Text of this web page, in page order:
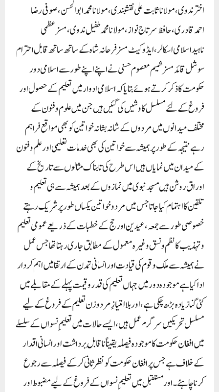
اخترندوی،مولاناثابت علی نقشبندی،مولانامحمدابوالحسن ،صوفی رضا
احمدقادری،حافظ سرتاج نواز، مولانامحمدطفیل ندوی،مسزعظمی
ناہیداسلامی اسکالر،ایڈوکیٹ مسزفرحانہ شاہ کے ساتھ ساتھ قابل احترام
سوشل قائد مسز شمیم معصوم حسنی نے اپنے اپنے طور سے اسلامی دور
حکومت کا ذکر کرتے ہوئے بتایا کہ اسلامی ادوار میں تعلیم کے حصول اور
فروغ کے لئے مسلسل کاوشیں کی گئیں ہیں جن میں علوم و فنون کے
مختلف میدانوں میں مردوں کے شانہ بشانہ خواتین کو بھی موا قع فراہم
رہے نتیجہ کے طور پر ہمیشہ سے خواتین کی بھی خدمات تعلیمی اور علم و فنون
کے میدان میں نمایاں ہیں اس طرح کی تابناک مثالوں سے تاریخ کے
اوراق روشن ہیں مسجد نبوی میں نمازوں کے بعد ہمیشہ سے ہی تعلیم و
تلقین کا اہتمام کیا جاتا جس میں مرد و خواتین یکساں طور پر شریک رہتے
خصوصی طور سے جمعہ ، عیدین اور حج کے خطبات کے ذریعے عمومی تعلیم
و تہذیب کا نظم و نسق وغیرہ معمول کے مطابق جاری رہتا تھا جس عمل
نے ہمیشہ سے ملک و قوم کی قیادت اور انسانی تمدن کے ارتقا میں اہم کردار
ادا کیا ہے موجودہ دور میں جہاں تعلیم کی قدر و قیمت پہلے کے مقابلے میں
کئی گنا زیادہ بڑھ چکی ہے ، اور بلا امتیازِ مرد و زن تعلیم کے فروغ کے لیے
مسلسل تحریکیں سرگرم عمل ہیں ، ایسے حالات میں تعلیمِ نسواں کے سلسلے
میں افغان حکومت کا موجودہ فیصلہ یقیناً ناقابلِ برداشت اور انسانی اقدار
کے خلاف ہے‌ جس پر افغان حکومت کو نظر ثانی کرکے فیصلہ سے رجوع
کرنا چاہئے۔ اور مستقبل میں تعلیمِ نسواں کے فروغ کے لیے مضبوط اور